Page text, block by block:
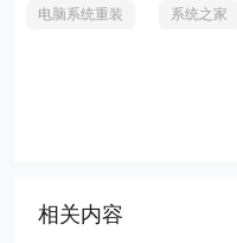
电脑系统重装 系统之家
相关内容